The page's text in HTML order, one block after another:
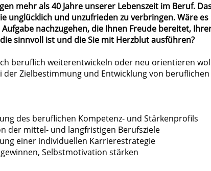
mehr als 40 Jahre unserer Lebenszeit im Beruf.
unglücklich und unzufrieden zu verbringen. Wäre
nachzugehen, die Ihnen Freude bereitet,
sinnvoll ist und die Sie mit Herzblut ausführen?
beruflich weiterentwickeln oder neu orientieren
der Zielbestimmung und Entwicklung von
des beruflichen Kompetenz- und Stärkenprofils
der mittel- und langfristigen Berufsziele
einer individuellen Karrierestrategie
Selbstmotivation stärken